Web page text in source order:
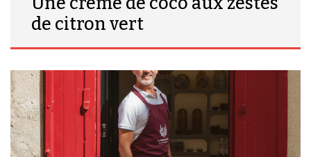
de citron vert